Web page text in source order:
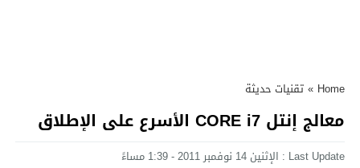
Home
» تقنيات حديثة
معالج إنتل CORE i7 الأسرع على الإطلاق
Last Update : الإثنين 14 نوفمبر 2011 - 1:39 مساءً